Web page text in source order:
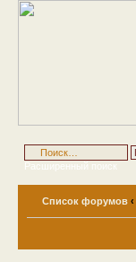
Расширенный поиск
Список форумов ‹